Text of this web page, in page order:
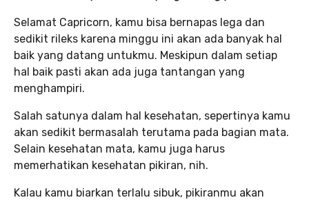
Selamat Capricorn, kamu bisa bernapas lega dan
sedikit rileks karena minggu ini akan ada banyak hal
baik yang datang untukmu. Meskipun dalam setiap
hal baik pasti akan ada juga tantangan yang
menghampiri.
Salah satunya dalam hal kesehatan, sepertinya kamu
akan sedikit bermasalah terutama pada bagian mata.
Selain kesehatan mata, kamu juga harus
memerhatikan kesehatan pikiran, nih.
Kalau kamu biarkan terlalu sibuk, pikiranmu akan